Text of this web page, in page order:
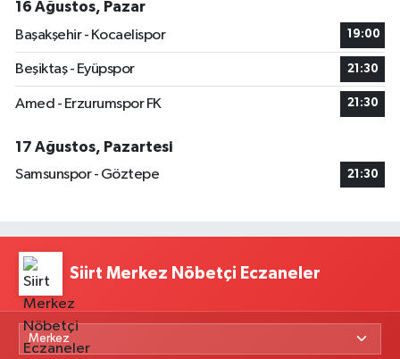
16 Ağustos, Pazar
Başakşehir - Kocaelispor
19:00
Beşiktaş - Eyüpspor 21:30
Amed - Erzurumspor FK 21:30
17 Ağustos, Pazartesi
Samsunspor - Göztepe
21:30
Siirt Merkez Nöbetçi Eczaneler